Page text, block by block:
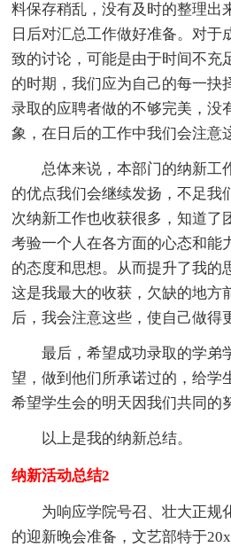
料保存稍乱，没有及时的整理出
日后对汇总工作做好准备。对于
致的讨论，可能是由于时间不充
的时期，我们应为自己的每一抉
录取的应聘者做的不够完美，没
象，在日后的工作中我们会注意
总体来说，本部门的纳新工
的优点我们会继续发扬，不足我
次纳新工作也收获很多，知道了
考验一个人在各方面的心态和能
的态度和思想。从而提升了我的
这是我最大的收获，欠缺的地方
后，我会注意这些，使自己做得
最后，希望成功录取的学弟
望，做到他们所承诺过的，给学
希望学生会的明天因我们共同的
以上是我的纳新总结。
纳新活动总结2
为响应学院号召、壮大正规
的迎新晚会准备，文艺部特于